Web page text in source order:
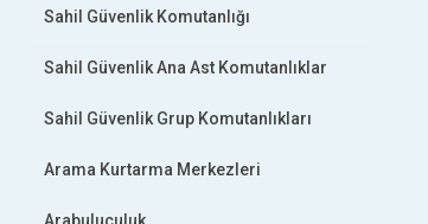
Sahil Güvenlik Komutanlığı
Sahil Güvenlik Ana Ast Komutanlıklar
Sahil Güvenlik Grup Komutanlıkları
Arama Kurtarma Merkezleri